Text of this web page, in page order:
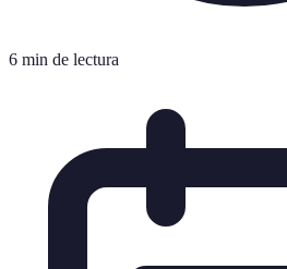
6 min de lectura